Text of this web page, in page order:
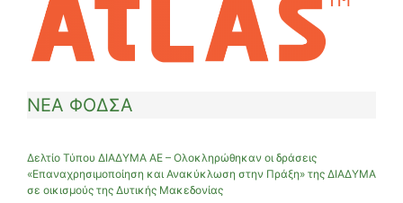
ΝΕΑ ΦΟΔΣΑ
Δελτίο Τύπου ΔΙΑΔΥΜΑ ΑΕ – Ολοκληρώθηκαν οι δράσεις
«Επαναχρησιμοποίηση και Ανακύκλωση στην Πράξη» της ΔΙΑΔΥΜΑ
σε οικισμούς της Δυτικής Μακεδονίας